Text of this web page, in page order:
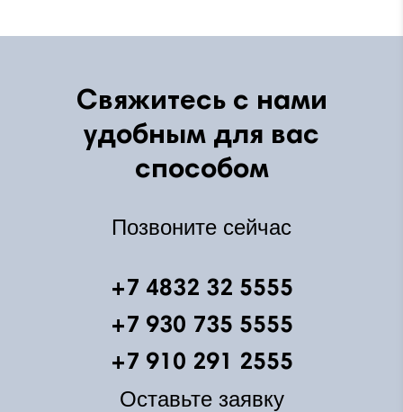
Свяжитесь с нами
удобным для вас
способом
Позвоните сейчас
+7 4832 32 5555
+7 930 735 5555
+7 910 291 2555
Оставьте заявку